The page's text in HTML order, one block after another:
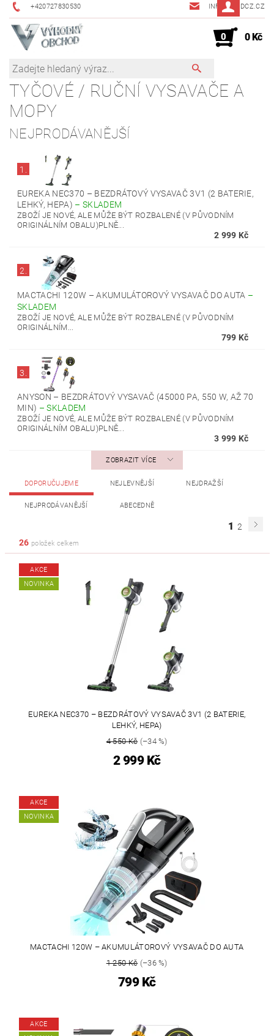
+420727830530 INFO@JMDCZ.CZ
0 0 Kč
TYČOVÉ / RUČNÍ VYSAVAČE A
MOPY
NEJPRODÁVANĚJŠÍ
1.
EUREKA NEC370 – BEZDRÁTOVÝ VYSAVAČ 3V1 (2 BATERIE,
LEHKÝ, HEPA) – SKLADEM
ZBOŽÍ JE NOVÉ, ALE MŮŽE BÝT ROZBALENÉ (V PŮVODNÍM
ORIGINÁLNÍM OBALU)PLNĚ...
2 999 Kč
2.
MACTACHI 120W – AKUMULÁTOROVÝ VYSAVAČ DO AUTA –
SKLADEM
ZBOŽÍ JE NOVÉ, ALE MŮŽE BÝT ROZBALENÉ (V PŮVODNÍM
ORIGINÁLNÍM...
799 Kč
3.
ANYSON – BEZDRÁTOVÝ VYSAVAČ (45000 PA, 550 W, AŽ 70
MIN) –SKLADEM
ZBOŽÍ JE NOVÉ, ALE MŮŽE BÝT ROZBALENÉ (V PŮVODNÍM
ORIGINÁLNÍM OBALU)PLNĚ...
3 999 Kč
ZOBRAZIT VÍCE
DOPORUČUJEME NEJLEVNĚJŠÍ NEJDRAŽŠÍ
NEJPRODÁVANĚJŠÍ ABECEDNĚ
1 2
26 položek celkem
AKCE
NOVINKA
EUREKA NEC370 – BEZDRÁTOVÝ VYSAVAČ 3V1 (2 BATERIE,
LEHKÝ, HEPA)
4 550 Kč(–34 %)
2 999 Kč
AKCE
NOVINKA
MACTACHI 120W – AKUMULÁTOROVÝ VYSAVAČ DO AUTA
1 250 Kč(–36 %)
799 Kč
AKCE